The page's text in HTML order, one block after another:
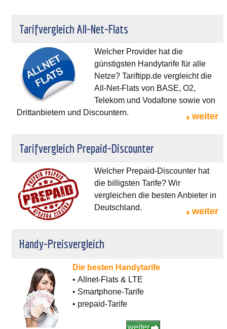
Tarifvergleich All-Net-Flats
Welcher Provider hat die
günstigsten Handytarife für alle
Netze? Tariftipp.de vergleicht die
All-Net-Flats von BASE, O2,
Telekom und Vodafone sowie von
Drittanbietern und Discountern.
weiter
Tarifvergleich Prepaid-Discounter
Welcher Prepaid-Discounter hat
die billigsten Tarife? Wir
vergleichen die besten Anbieter in
Deutschland.
weiter
Handy-Preisvergleich
Die besten Handytarife
• Allnet-Flats & LTE
• Smartphone-Tarife
• prepaid-Tarife
weiter